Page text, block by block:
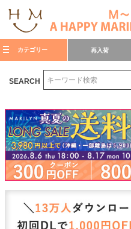
カテゴリー 再入荷
SEARCH